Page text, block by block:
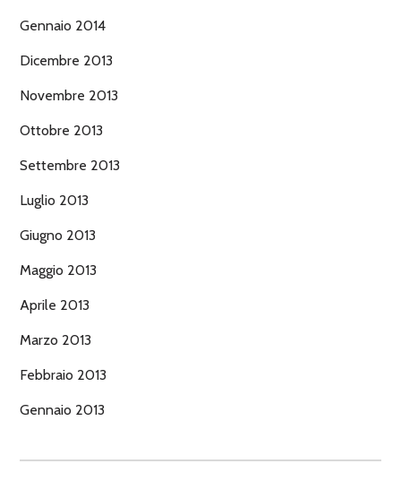
Gennaio 2014
Dicembre 2013
Novembre 2013
Ottobre 2013
Settembre 2013
Luglio 2013
Giugno 2013
Maggio 2013
Aprile 2013
Marzo 2013
Febbraio 2013
Gennaio 2013